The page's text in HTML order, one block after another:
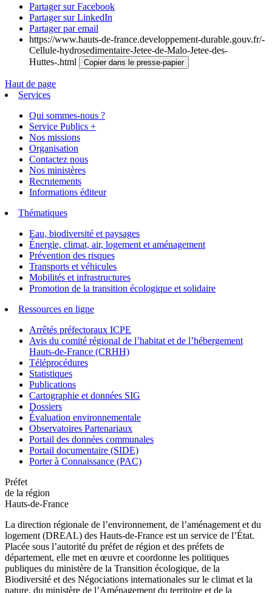
Partager sur Facebook
Partager sur LinkedIn
Partager par email
https://www.hauts-de-france.developpement-durable.gouv.fr/-
Cellule-hydrosedimentaire-Jetee-de-Malo-Jetee-des-
Huttes-.html
Copier dans le presse-papier
Haut de page
Services
Qui sommes-nous ?
Service Publics +
Nos missions
Organisation
Contactez nous
Nos ministères
Recrutements
Informations éditeur
Thématiques
Eau, biodiversité et paysages
Énergie, climat, air, logement et aménagement
Prévention des risques
Transports et véhicules
Mobilités et infrastructures
Promotion de la transition écologique et solidaire
Ressources en ligne
Arrêtés préfectoraux ICPE
Avis du comité régional de l’habitat et de l’hébergement
Hauts-de-France (CRHH)
Téléprocédures
Statistiques
Publications
Cartographie et données SIG
Dossiers
Évaluation environnementale
Observatoires Partenariaux
Portail des données communales
Portail documentaire (SIDE)
Porter à Connaissance (PAC)
Préfet
de la région
Hauts-de-France
La direction régionale de l’environnement, de l’aménagement et du
logement (DREAL) des Hauts-de-France est un service de l’État.
Placée sous l’autorité du préfet de région et des préfets de
département, elle met en œuvre et coordonne les politiques
publiques du ministère de la Transition écologique, de la
Biodiversité et des Négociations internationales sur le climat et la
nature, du ministère de l’Aménagement du territoire et de la